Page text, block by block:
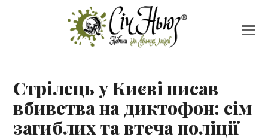
Стрілець у Києві писав
вбивства на диктофон: сім
загиблих та втеча поліції